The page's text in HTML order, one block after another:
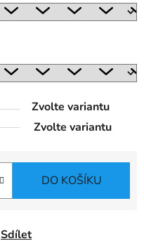
Zvolte variantu
Zvolte variantu
DO KOŠÍKU
Sdílet